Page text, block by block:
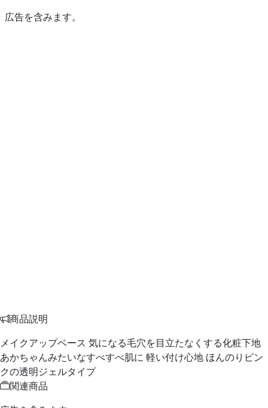
広告を含みます。
商品説明
メイクアップベース 気になる毛穴を目立たなくする化粧下地
あかちゃんみたいなすべすべ肌に 軽い付け心地 ほんのりピン
クの透明ジェルタイプ
関連商品